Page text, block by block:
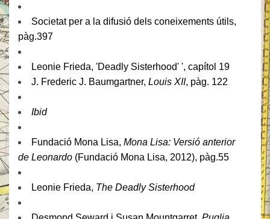
Societat per a la difusió dels coneixements útils,
pàg.397
Leonie Frieda, 'Deadly Sisterhood' ', capítol 19
J. Frederic J. Baumgartner, Louis XII, pàg. 122
Ibid
Fundació Mona Lisa, Mona Lisa: Versió anterior
de Leonardo (Fundació Mona Lisa, 2012), pàg.55
Leonie Frieda, The Deadly Sisterhood